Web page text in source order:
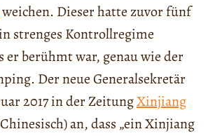
weichen. Dieser hatte zuvor fünf
strenges Kontrollregime
berühmt war, genau wie der
Der neue Generalsekretär
2017 in der ZeitungXinjiang
an, dass „ein Xinjiang